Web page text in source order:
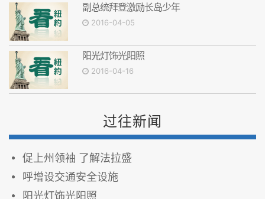
副总统拜登激励长岛少年
2016-04-05
阳光灯饰光阳照
2016-04-16
过往新闻
促上州领袖 了解法拉盛
呼增设交通安全设施
阳光灯饰光阳照